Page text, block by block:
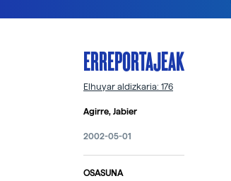
ERREPORTAJEAK
Elhuyar aldizkaria: 176
Agirre, Jabier
2002-05-01
OSASUNA